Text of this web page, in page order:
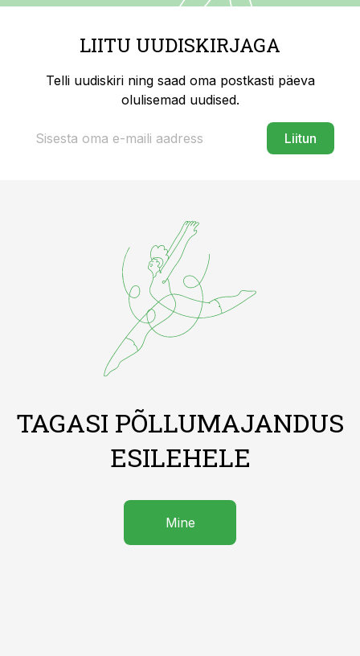
LIITU UUDISKIRJAGA
Telli uudiskiri ning saad oma postkasti päeva
olulisemad uudised.
Liitun
TAGASI PÕLLUMAJANDUS
ESILEHELE
Mine